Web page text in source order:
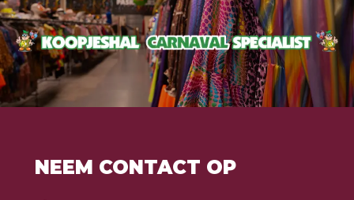
NEEM CONTACT OP